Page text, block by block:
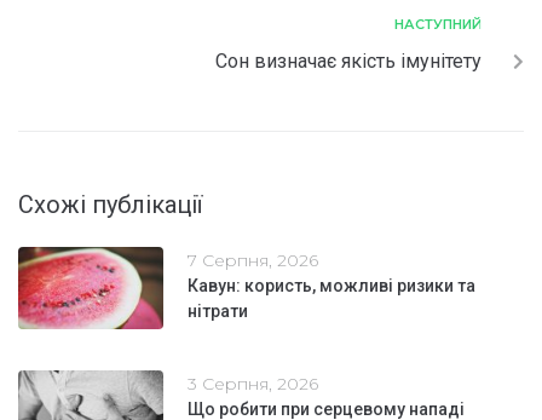
НАСТУПНИЙ
Сон визначає якість імунітету
Схожі публікації
7 Серпня, 2026
Кавун: користь, можливі ризики та
нітрати
3 Серпня, 2026
Що робити при серцевому нападі